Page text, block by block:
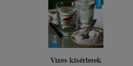
Vizes kísérletek